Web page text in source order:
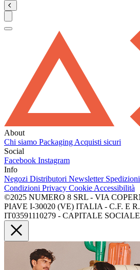
About
Chi siamo Packaging Acquisti sicuri
Social
Facebook Instagram
Info
Negozi Distributori Newsletter
Condizioni Privacy Cookie Accessibilità
©2025 NUMERO 8 SRL - VIA
PIAVE I-30020 (VE) ITALIA - C.F. E
IT03591110279 - CAPITALE